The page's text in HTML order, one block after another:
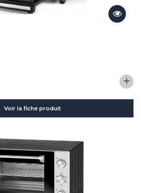
+
Voir la fiche produit